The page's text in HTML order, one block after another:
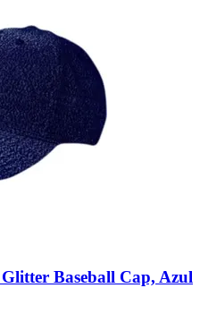
Glitter Baseball Cap, Azul